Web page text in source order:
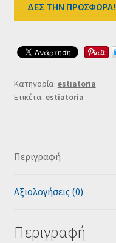
ΔΕΣ ΤΗΝ ΠΡΟΣΦΟΡΑ!
Κατηγορία: estiatoria
Ετικέτα: estiatoria
Περιγραφή
Αξιολογήσεις (0)
Περιγραφή